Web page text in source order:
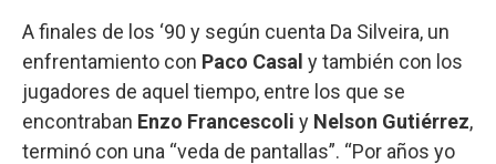
A finales de los ‘90 y según cuenta Da Silveira, un
enfrentamiento con Paco Casal y también con los
jugadores de aquel tiempo, entre los que se
encontraban Enzo Francescoli y Nelson Gutiérrez,
terminó con una “veda de pantallas”. “Por años yo